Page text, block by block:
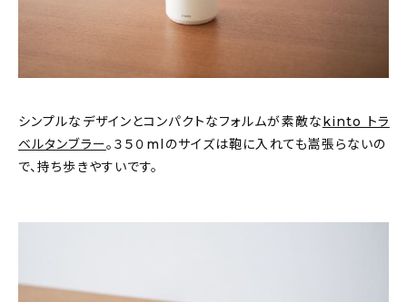
シンプルなデザインとコンパクトなフォルムが素敵なkinto トラ
ベルタンブラー。３５０mlのサイズは鞄に入れても嵩張らないの
で、持ち歩きやすいです。